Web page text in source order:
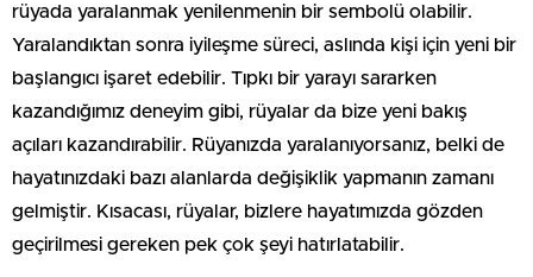
rüyada yaralanmak yenilenmenin bir sembolü olabilir.
Yaralandıktan sonra iyileşme süreci, aslında kişi için yeni bir
başlangıcı işaret edebilir. Tıpkı bir yarayı sararken
kazandığımız deneyim gibi, rüyalar da bize yeni bakış
açıları kazandırabilir. Rüyanızda yaralanıyorsanız, belki de
hayatınızdaki bazı alanlarda değişiklik yapmanın zamanı
gelmiştir. Kısacası, rüyalar, bizlere hayatımızda gözden
geçirilmesi gereken pek çok şeyi hatırlatabilir.